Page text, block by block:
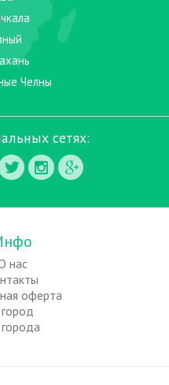
Челны
сетях:
нас
оферта